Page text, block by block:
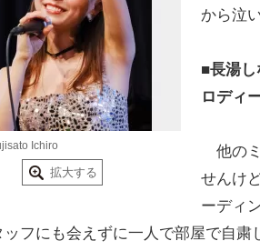
Ichiro
拡大する
から泣
■長湯
ロディ
他の
せんけ
ーディ
ッフにも会えずに一人で部屋で自粛